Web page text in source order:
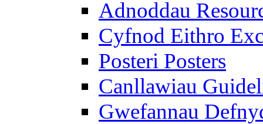
Adnoddau
Cyfnod Eithro
Posteri Posters
Canllawiau
Gwefannau